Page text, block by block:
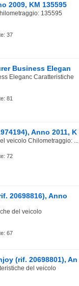
2009, KM 135595
135595
37
Business Elegan
Eleganc Caratteristiche
81
Anno 2011, K
veicolo Chilometraggio: ...
72
20698816), Anno
del veicolo
67
(rif. 20698801), An
del veicolo